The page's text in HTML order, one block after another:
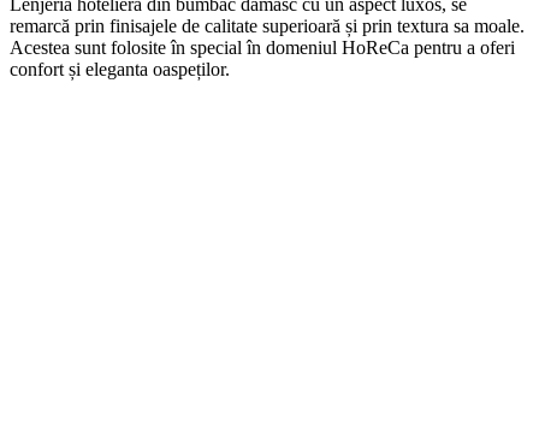
Lenjeria hotelieră din bumbac damasc cu un aspectluxos, se
remarcă prin finisajele de calitate superioară și prin textura sa moale.
Acestea sunt folosite în special în domeniul HoReCa pentru a oferi
confort și eleganta oaspeților.